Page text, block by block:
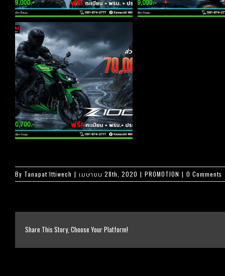
By Tanapat Ittiwech | เมษายน 28th, 2020 | PROMOTION | 0 Comments
Share This Story, Choose Your Platform!